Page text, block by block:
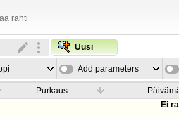
rahti
Uusi
Add parameters
Purkaus
Ei